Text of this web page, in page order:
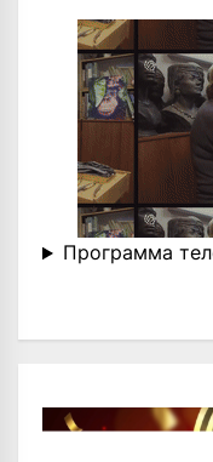
Программа